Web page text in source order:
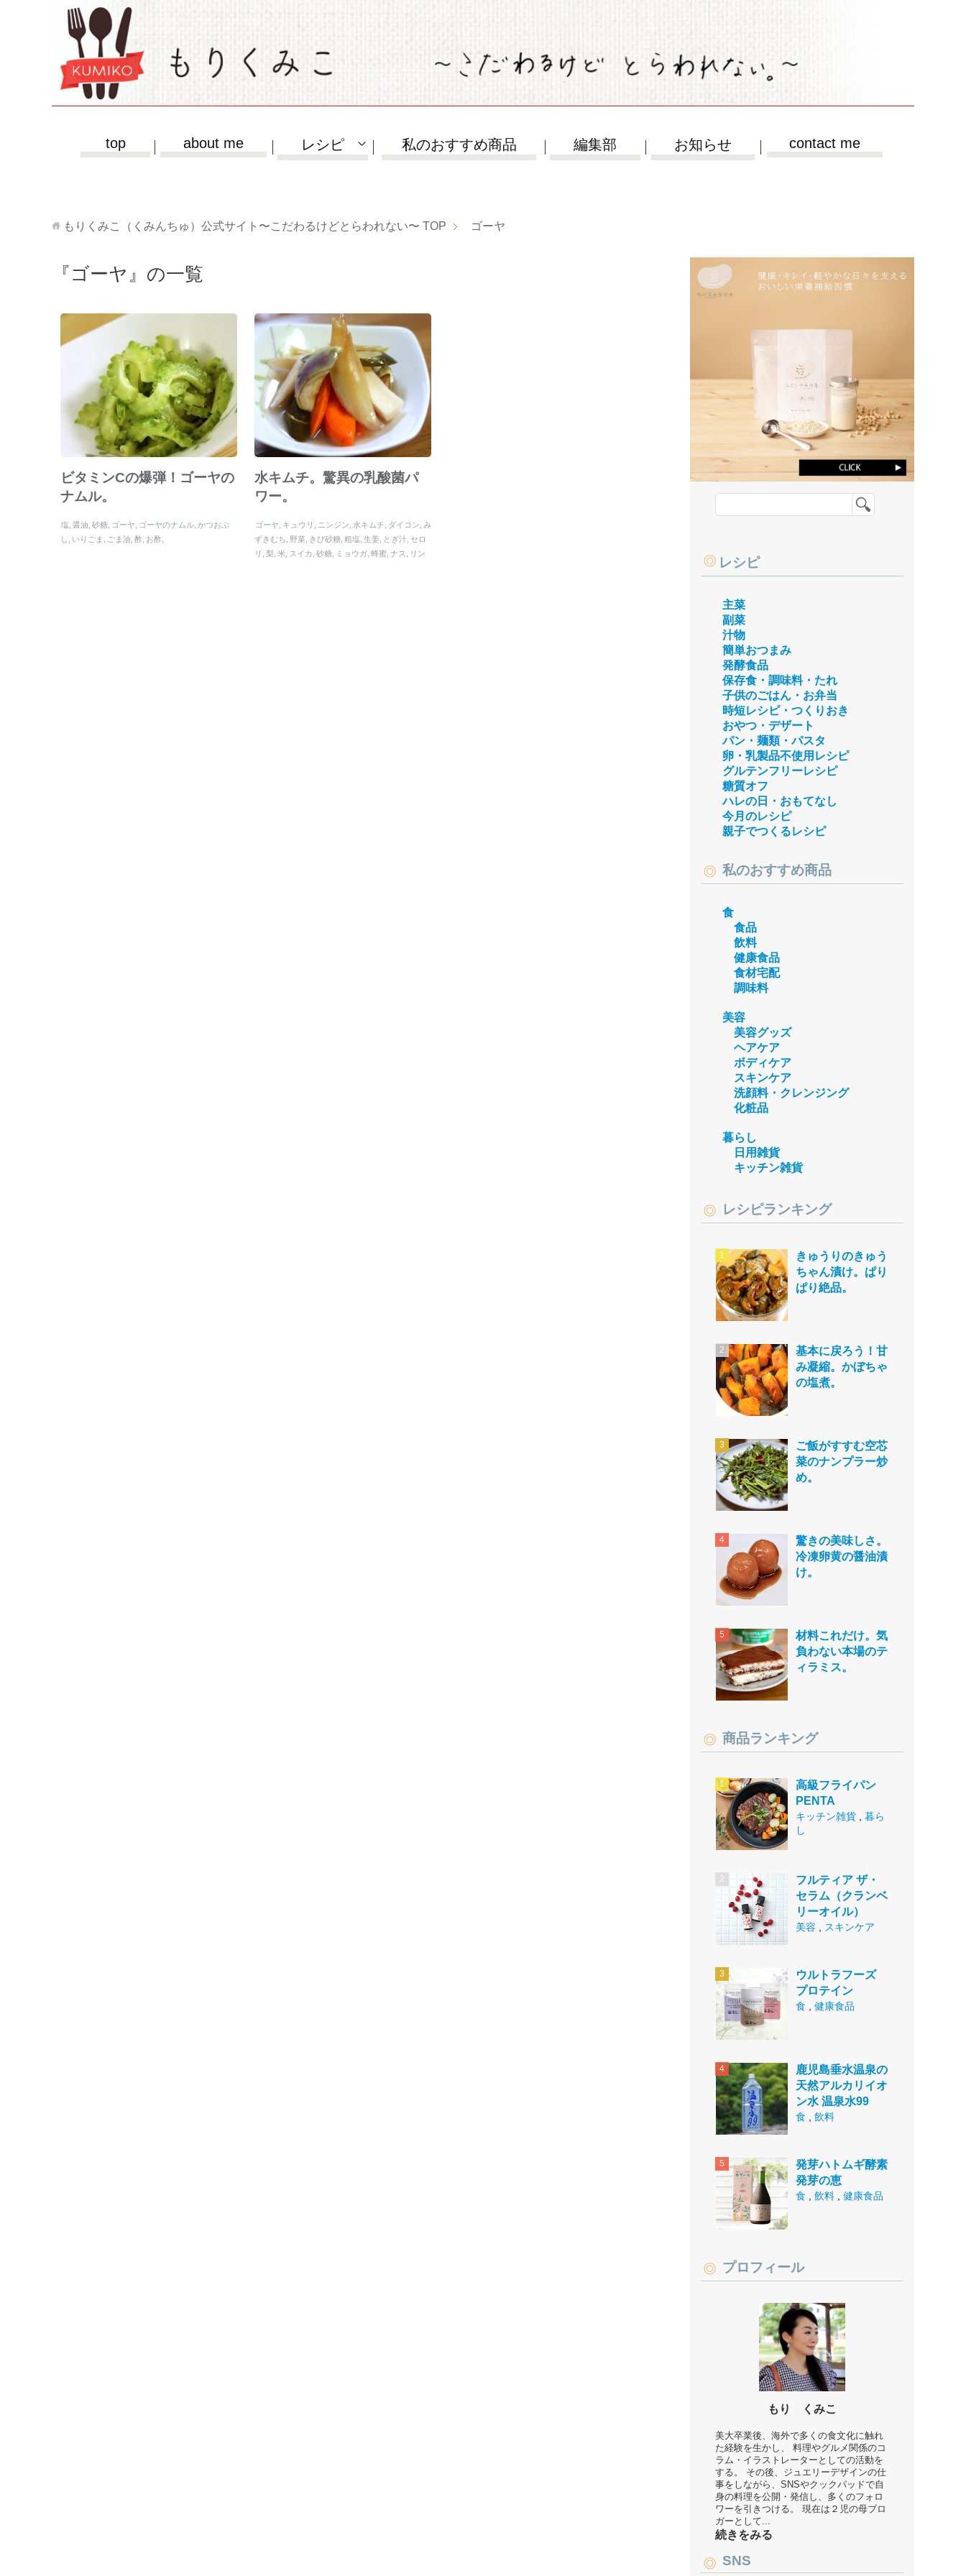
top about me レシピ 私のおすすめ商品 編集部 お知らせ contact me
もりくみこ（くみんちゅ）公式サイト〜こだわるけどとらわれない〜 TOP ゴーヤ
『ゴーヤ』の一覧
ビタミンCの爆弾！ゴーヤの
ナムル。
塩 醤油 砂糖 ゴーヤ ゴーヤのナムル かつおぶ
し
いりごま ごま油 酢 お酢
水キムチ。驚異の乳酸菌パ
ワー。
ゴーヤ キュウリ ニンジン 水キムチ ダイコン み
ずきむち 野菜 きび砂糖 粗塩 生姜 とぎ汁 セロ
リ
梨 米 スイカ 砂糖 ミョウガ 蜂蜜 ナス
リン
レシピ
主菜
副菜
汁物
簡単おつまみ
発酵食品
保存食・調味料・たれ
子供のごはん・お弁当
時短レシピ・つくりおき
おやつ・デザート
パン・麺類・パスタ
卵・乳製品不使用レシピ
グルテンフリーレシピ
糖質オフ
ハレの日・おもてなし
今月のレシピ
親子でつくるレシピ
私のおすすめ商品
食
食品
飲料
健康食品
食材宅配
調味料
美容
美容グッズ
ヘアケア
ボディケア
スキンケア
洗顔料・クレンジング
化粧品
暮らし
日用雑貨
キッチン雑貨
レシピランキング
きゅうりのきゅう
ちゃん漬け。ぱり
ぱり絶品。
基本に戻ろう！甘
み凝縮。かぼちゃ
の塩煮。
ご飯がすすむ空芯
菜のナンプラー炒
め。
驚きの美味しさ。
冷凍卵黄の醤油漬
け。
材料これだけ。気
負わない本場のテ
ィラミス。
商品ランキング
高級フライパン
PENTA
キッチン雑貨
暮ら
し
フルティア ザ・
セラム（クランベ
リーオイル）
美容 スキンケア
ウルトラフーズ
プロテイン
食 健康食品
鹿児島垂水温泉の
天然アルカリイオ
ン水 温泉水99
食 飲料
発芽ハトムギ酵素
発芽の恵
食 飲料 健康食品
プロフィール
もり くみこ
美大卒業後、海外で多くの食文化に触れ
た経験を生かし、 料理やグルメ関係のコ
ラム・イラストレーターとしての活動を
する。 その後、ジュエリーデザインの仕
事をしながら、SNSやクックパッドで自
身の料理を公開・発信し、多くのフォロ
ワーを引きつける。 現在は２児の母ブロ
ガーとして...
続きをみる
SNS